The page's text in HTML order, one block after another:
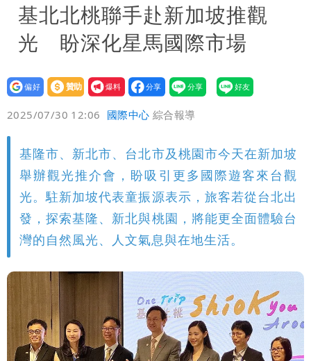
「終於能交代」 捐500萬獎學金延續愛
白海豚颱風逼近！鄭明典示警「恐遇黑潮
變強」 路徑分歧藏警訊：不利強度維持
基北北桃聯手赴新加坡推觀
光 盼深化星馬國際市場
設為
贊助
我要
爆料
2025/07/30 12:06 國際中心 綜合報導
基隆市、新北市、台北市及桃園市今天在新加坡
舉辦觀光推介會，盼吸引更多國際遊客來台觀
光。駐新加坡代表童振源表示，旅客若從台北出
發，探索基隆、新北與桃園，將能更全面體驗台
灣的自然風光、人文氣息與在地生活。